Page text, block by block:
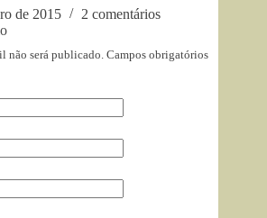
de 2015
2 comentários
não será publicado. Campos obrigatórios